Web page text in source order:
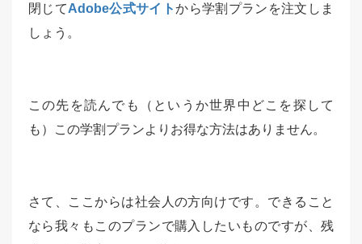
閉じてAdobe公式サイトから学割プランを注文しま
しょう。
この先を読んでも（というか世界中どこを探して
も）この学割プランよりお得な方法はありません。
さて、ここからは社会人の方向けです。できること
なら我々もこのプランで購入したいものですが、残